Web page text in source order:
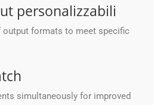
personalizzabili
output formats to meet specific
simultaneously for improved